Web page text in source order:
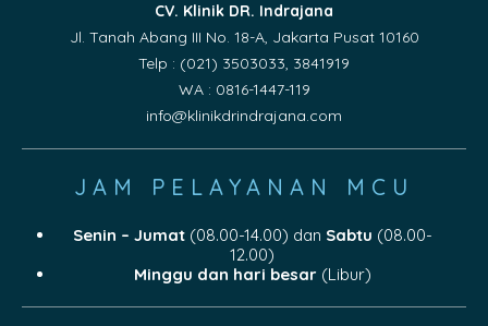
CV. Klinik DR. Indrajana
Jl. Tanah Abang III No. 18-A, Jakarta Pusat 10160
Telp : (021) 3503033, 3841919
WA : 0816-1447-119
info@klinikdrindrajana.com
JAM PELAYANAN MCU
Senin – Jumat(08.00-14.00) dan Sabtu (08.00-
12.00)
Minggu dan hari besar(Libur)